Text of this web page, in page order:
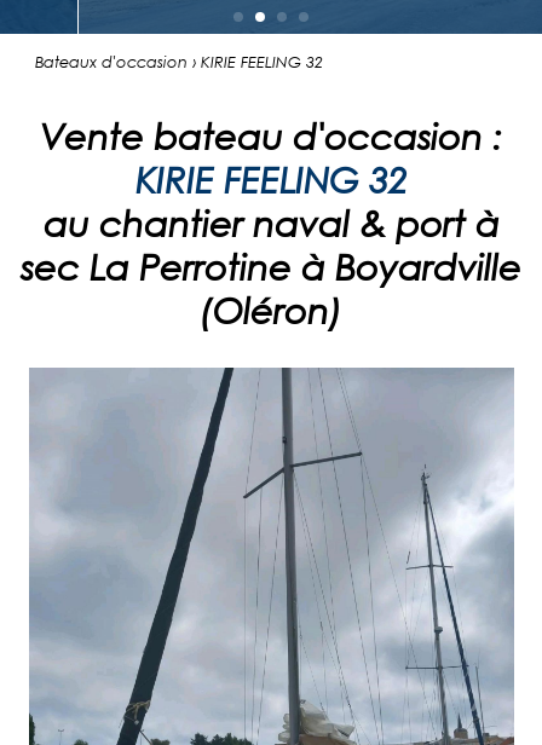
Bateaux d'occasion › KIRIE FEELING 32
Vente bateau d'occasion :
KIRIE FEELING 32
au chantier naval & port à
sec La Perrotine à Boyardville
(Oléron)